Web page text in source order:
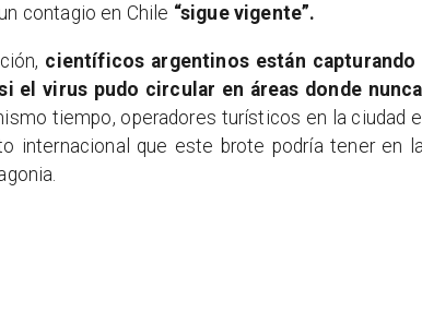
contagio en Chile “sigue vigente”.
científicos argentinos están capturando
el virus pudo circular en áreas donde
tiempo, operadores turísticos en la ciudad
internacional que este brote podría tener en